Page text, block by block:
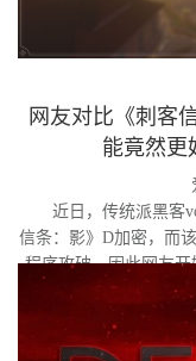
网友对比《刺客
能竟然更
近日，传统派黑客
信条：影》D加密，而
程序攻破。因此网友
作者决定验证，虚拟
样